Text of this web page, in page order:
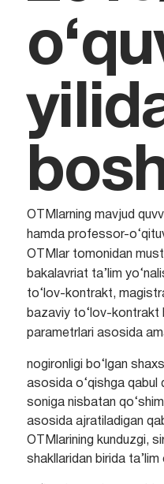
OTMlarning mavjud
hamda professor-
OTMlar tomonidan
bakalavriat ta’lim
to‘lov-kontrakt,
bazaviy to‘lov-kontrakt
parametrlari asosida
nogironligi bo‘lgan
asosida o‘qishga qabul
soniga nisbatan
asosida ajratiladigan
OTMlarining kunduzgi,
shakllaridan birida ta’lim